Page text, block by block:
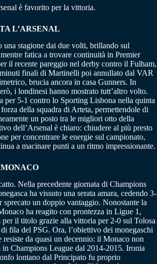
è favorito per la vittoria.
L’ARSENAL
una stagione dai due volti, brillando sul
fatica a trovare continuità in Premier
il recente pareggio nel derby contro il Fulham,
finali di Martinelli poi annullato dal VAR
brucia ancora in casa Gunners. In
i londinesi hanno mostrato tutt’altro volto.
per 5-1 contro lo Sporting Lisbona nella quinta
della squadra di Arteta, permettendole di
un posto tra le migliori otto della
dell’Arsenal è chiaro: chiudere al più presto
per concentrare le energie sul campionato,
a macinare punti a un ritmo impressionante.
Nella precedente giornata di Champions
ha vissuto una serata amara, cedendo 3-
sprecato un doppio vantaggio. Nonostante la
ha reagito con prontezza in Ligue 1,
per il titolo grazie alla vittoria per 2-0 sul Tolosa
fila del PSG. Ora, l’obiettivo dei monegaschi
resiste da quasi un decennio: il Monaco non
in Champions League dal 2014-2015. Ironia
lontano dal Principato fu proprio